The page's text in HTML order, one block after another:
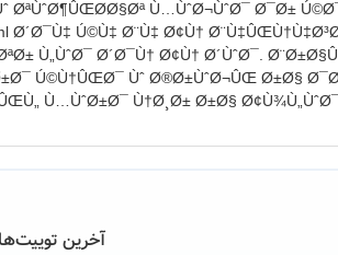
ØªÙˆØ¶ÛŒØ­Ø§Øª Ù…ÙˆØ¬ÙˆØ¯ Ø¯Ø±
Ú©Ù‡ Ø¨Ù‡ Ø¢Ù†
Ù„ÙˆØ¯ Ø´Ø¯Ù† Ø¢Ù† Ø´ÙˆØ¯.
Ú©Ù†ÛŒØ¯ Ùˆ Ø®Ø±ÙˆØ¬ÛŒ Ø±Ø§
Ù…ÙˆØ±Ø¯ Ù†Ø¸Ø± Ø±Ø§ Ø¢Ù¾Ù„ÙˆØ¯
آخرین توییت‌ها